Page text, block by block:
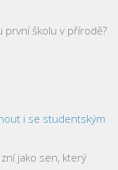
první školu v přírodě?
i se studentským
jako sen, který